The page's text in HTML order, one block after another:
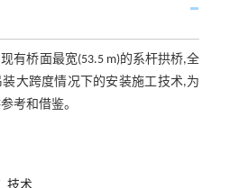
有桥面最宽(53.5 m)的系杆拱桥,全
大跨度情况下的安装施工技术,为
考和借鉴。